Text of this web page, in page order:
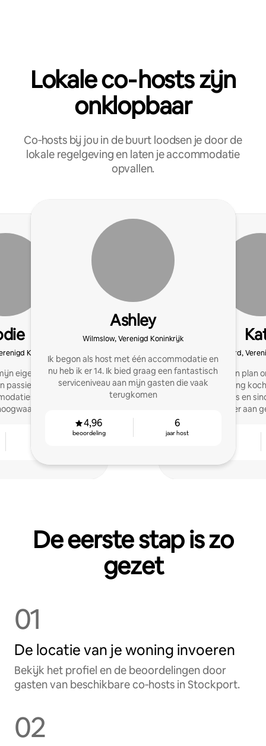
Lokale co‑hosts zijn
onklopbaar
Co‑hosts bij jou in de buurt loodsen je door de
lokale regelgeving en laten je accommodatie
opvallen.
Koninkrijk
eigen woning en het
passie voor Airbnb,
met de focus
attente
Ashley
Wilmslow, Verenigd Koninkrijk
Ik begon als host met één accommodatie en
nu heb ik er 14. Ik bied graag een fantastisch
serviceniveau aan mijn gasten die vaak
terugkomen
4,96
beoordeling
6
jaar host
Hartford,
Ik was nooit van plan
toen ik een woning
greep ik de kans en
meer aan
De eerste stap is zo
gezet
01
De locatie van je woning invoeren
Bekijk het profiel en de beoordelingen door
gasten van beschikbare co‑hosts in Stockport.
02